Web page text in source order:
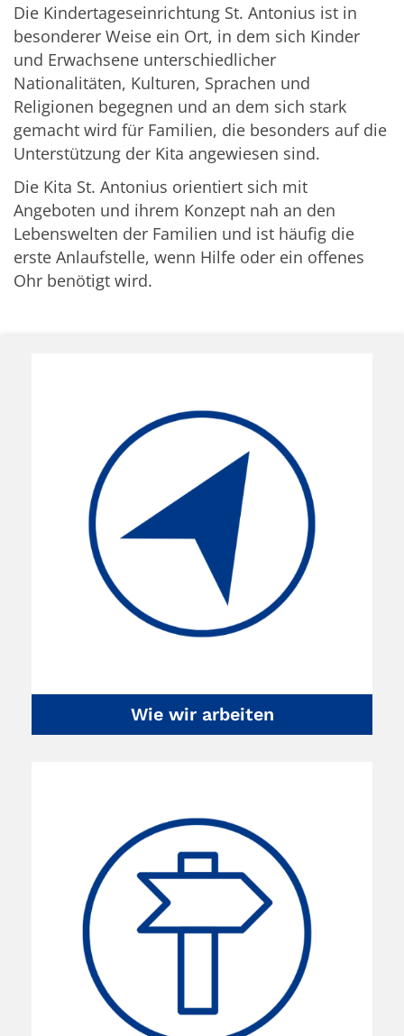
Die Kindertageseinrichtung St. Antonius ist in
besonderer Weise ein Ort, in dem sich Kinder
und Erwachsene unterschiedlicher
Nationalitäten, Kulturen, Sprachen und
Religionen begegnen und an dem sich stark
gemacht wird für Familien, die besonders auf die
Unterstützung der Kita angewiesen sind.
Die Kita St. Antonius orientiert sich mit
Angeboten und ihrem Konzept nah an den
Lebenswelten der Familien und ist häufig die
erste Anlaufstelle, wenn Hilfe oder ein offenes
Ohr benötigt wird.
Wie wir arbeiten